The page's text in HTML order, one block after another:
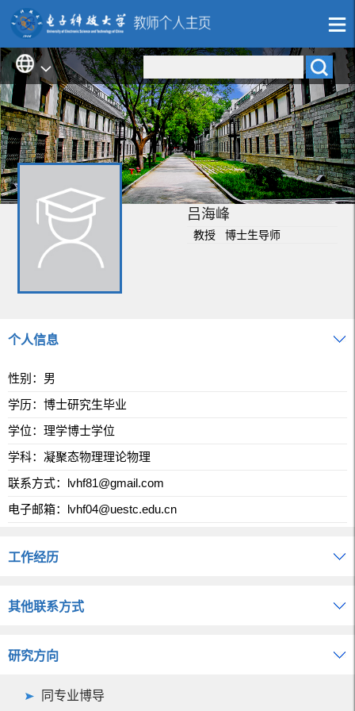
吕海峰
教授 博士生导师
个人信息
性别：男
学历：博士研究生毕业
学位：理学博士学位
学科：凝聚态物理理论物理
联系方式： lvhf81@gmail.com
电子邮箱： lvhf04@uestc.edu.cn
工作经历
其他联系方式
研究方向
同专业博导